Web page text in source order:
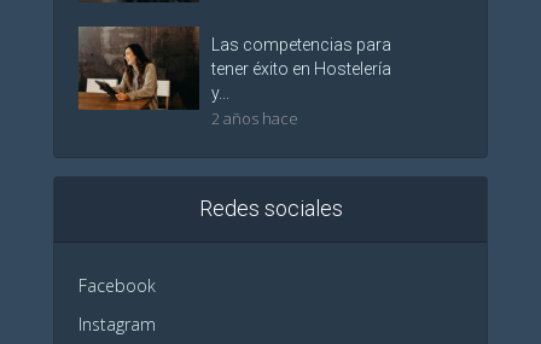
Las competencias para
tener éxito en Hostelería
y...
2 años hace
Redes sociales
Facebook
Instagram